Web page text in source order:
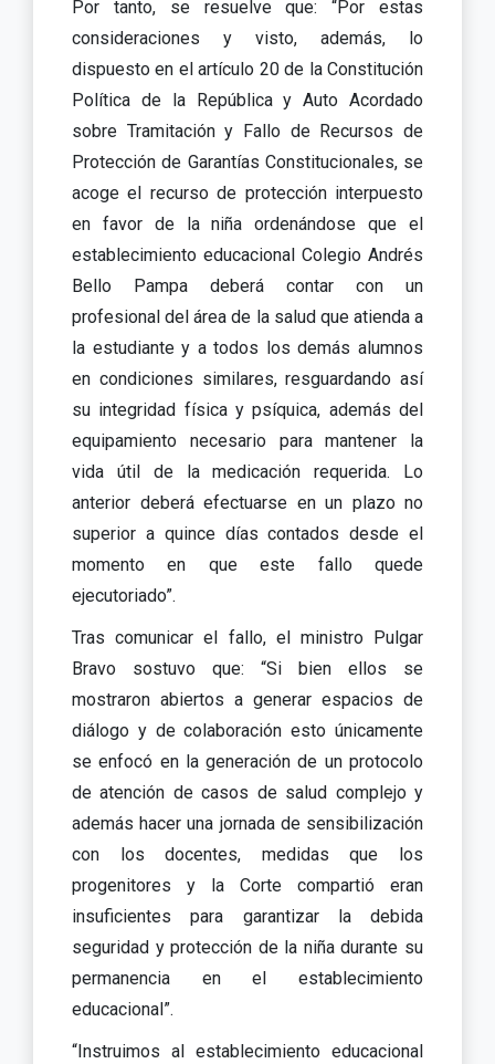
Por tanto, se resuelve que: “Por estas
consideraciones y visto, además, lo
dispuesto en el artículo 20 de la Constitución
Política de la República y Auto Acordado
sobre Tramitación y Fallo de Recursos de
Protección de Garantías Constitucionales, se
acoge el recurso de protección interpuesto
en favor de la niña ordenándose que el
establecimiento educacional Colegio Andrés
Bello Pampa deberá contar con un
profesional del área de la salud que atienda a
la estudiante y a todos los demás alumnos
en condiciones similares, resguardando así
su integridad física y psíquica, además del
equipamiento necesario para mantener la
vida útil de la medicación requerida. Lo
anterior deberá efectuarse en un plazo no
superior a quince días contados desde el
momento en que este fallo quede
ejecutoriado”.
Tras comunicar el fallo, el ministro Pulgar
Bravo sostuvo que: “Si bien ellos se
mostraron abiertos a generar espacios de
diálogo y de colaboración esto únicamente
se enfocó en la generación de un protocolo
de atención de casos de salud complejo y
además hacer una jornada de sensibilización
con los docentes, medidas que los
progenitores y la Corte compartió eran
insuficientes para garantizar la debida
seguridad y protección de la niña durante su
permanencia en el establecimiento
educacional”.
“Instruimos al establecimiento educacional